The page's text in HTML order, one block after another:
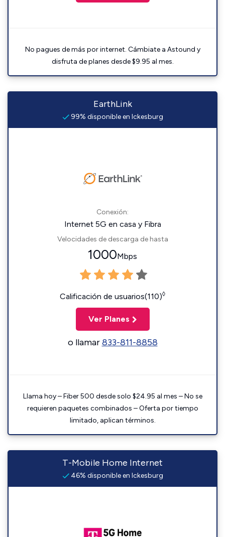
No pagues de más por internet. Cámbiate a Astound y
disfruta de planes desde $9.95 al mes.
EarthLink
99% disponible en Ickesburg
Conexión:
Internet 5G en casa y Fibra
Velocidades de descarga de hasta
1000Mbps
Calificación de usuarios(110)◊
Ver Planes
o llamar833-811-8858
Llama hoy – Fiber 500 desde solo $24.95 al mes – No se
requieren paquetes combinados – Oferta por tiempo
limitado, aplican términos.
T-Mobile Home Internet
46% disponible en Ickesburg